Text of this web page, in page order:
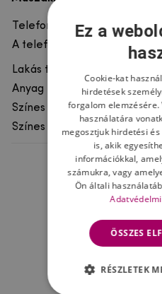
Telefon márka
A telefonmodellhez
Lakás típusa
Anyag
Színes
Színes motívum
Ne
Ez a
Cookie-kat
hirdetések
forgalom elemzésére.
használatára
megosztjuk hirdetési
is, akik
információkkal,
számukra, vagy
Ön általi
ÖSSZES
RÉSZLETEK